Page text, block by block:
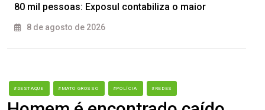
80 mil pessoas: Exposul contabiliza o maior
8 de agosto de 2026
#DESTAQUE #MATO GROSSO #POLÍCIA #REDES